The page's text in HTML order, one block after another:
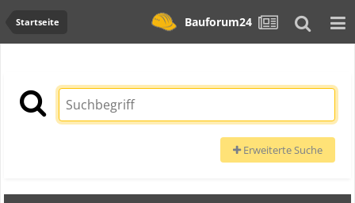
Startseite Bauforum24
Erweiterte Suche